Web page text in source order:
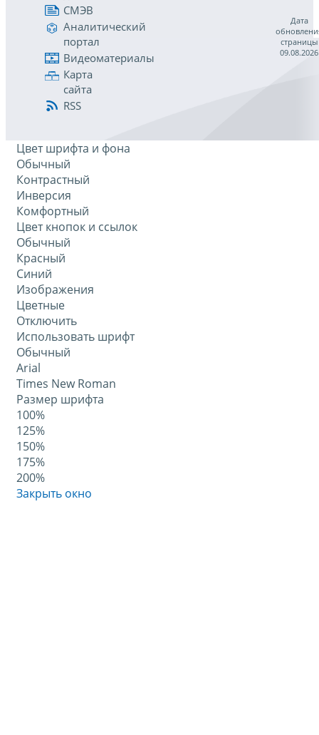
СМЭВ
Аналитический
портал
Видеоматериалы
Карта
сайта
RSS
Дата
страницы
09.08.2026
Цвет шрифта и фона
Обычный
Контрастный
Инверсия
Комфортный
Цвет кнопок и ссылок
Обычный
Красный
Синий
Изображения
Цветные
Отключить
Использовать шрифт
Обычный
Arial
Times New Roman
Размер шрифта
100%
125%
150%
175%
200%
Закрыть окно